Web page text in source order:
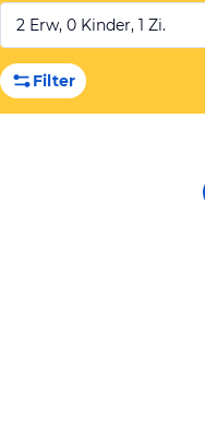
2 Erw, 0 Kinder, 1 Zi.
Filter